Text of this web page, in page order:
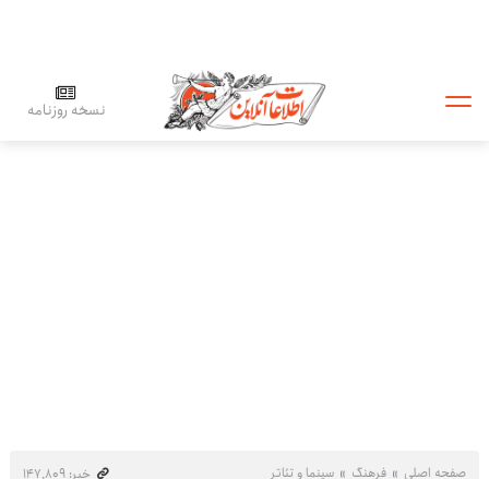
نسخه روزنامه
صفحه اصلی فرهنگ سینما و تئاتر
خبر: ۱۴۷٬۸۰۹